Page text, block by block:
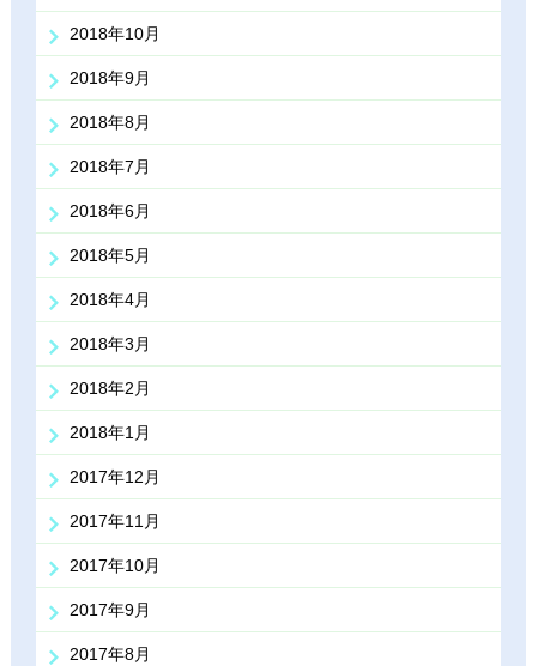
2018年10月
2018年9月
2018年8月
2018年7月
2018年6月
2018年5月
2018年4月
2018年3月
2018年2月
2018年1月
2017年12月
2017年11月
2017年10月
2017年9月
2017年8月